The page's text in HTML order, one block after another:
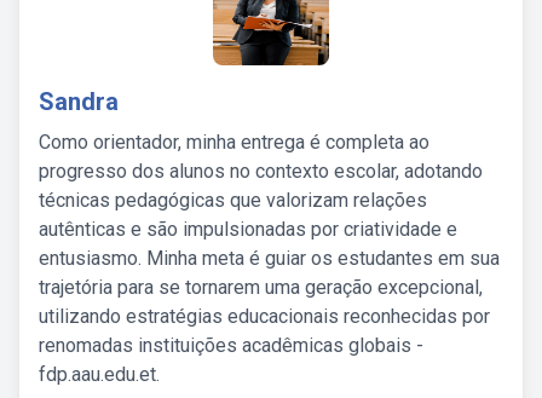
Sandra
Como orientador, minha entrega é completa ao
progresso dos alunos no contexto escolar, adotando
técnicas pedagógicas que valorizam relações
autênticas e são impulsionadas por criatividade e
entusiasmo. Minha meta é guiar os estudantes em sua
trajetória para se tornarem uma geração excepcional,
utilizando estratégias educacionais reconhecidas por
renomadas instituições acadêmicas globais -
fdp.aau.edu.et.